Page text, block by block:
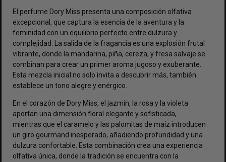
El perfume Dory Miss presenta una composición olfativa
excepcional, que captura la esencia de la aventura y la
feminidad con un equilibrio perfecto entre dulzura y
complejidad. La salida de la fragancia es una explosión frutal
vibrante, donde la mandarina, piña, cereza, y fresa salvaje se
combinan para crear un primer aroma jugoso y exuberante.
Esta mezcla inicial no solo invita a descubrir más, también
establece un tono alegre y enérgico.
En el corazón de Dory Miss, el jazmín, la rosa y la violeta
aportan una dimensión floral elegante y sofisticada,
mientras que el caramelo y las palomitas de maíz introducen
un giro gourmand inesperado, añadiendo profundidad y una
dulzura confortable. Esta combinación crea una experiencia
olfativa única, donde la tradición se encuentra con la